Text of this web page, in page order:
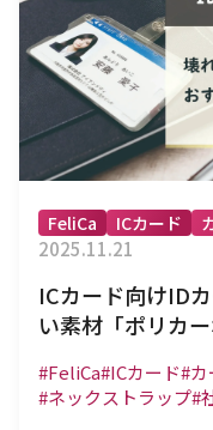
FeliCa ICカード
2025.11.21
ICカード向けID
い素材「ポリカ
#FeliCa#ICカード#カ
#ネックストラップ#